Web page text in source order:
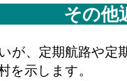
その他
が、定期航路や定
を示します。